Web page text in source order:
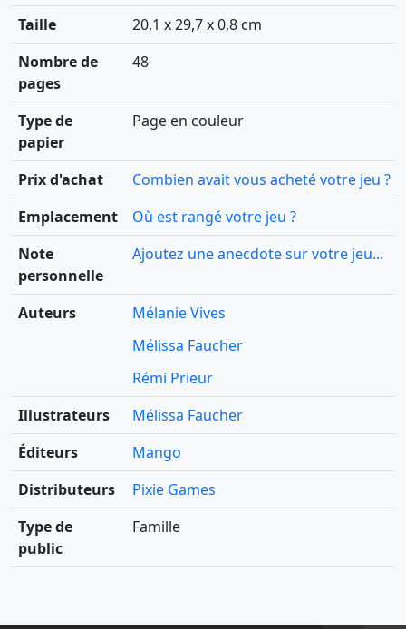
Taille
20,1 x 29,7 x 0,8 cm
Nombre de
pages
48
Type de
papier
Page en couleur
Prix d'achat
Combien avait vous acheté votre jeu ?
Emplacement
Où est rangé votre jeu ?
Note
personnelle
Ajoutez une anecdote sur votre jeu...
Auteurs
Mélanie Vives
Mélissa Faucher
Rémi Prieur
Illustrateurs
Mélissa Faucher
Éditeurs
Mango
Distributeurs
Pixie Games
Type de
public
Famille